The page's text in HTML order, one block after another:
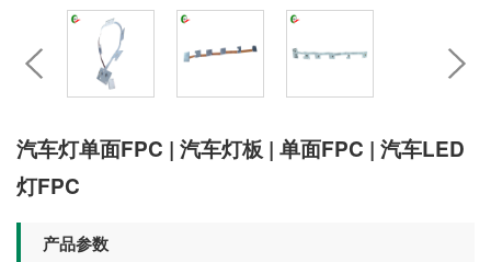
汽车灯单面FPC | 汽车灯板 | 单面FPC | 汽车LED
灯FPC
产品参数